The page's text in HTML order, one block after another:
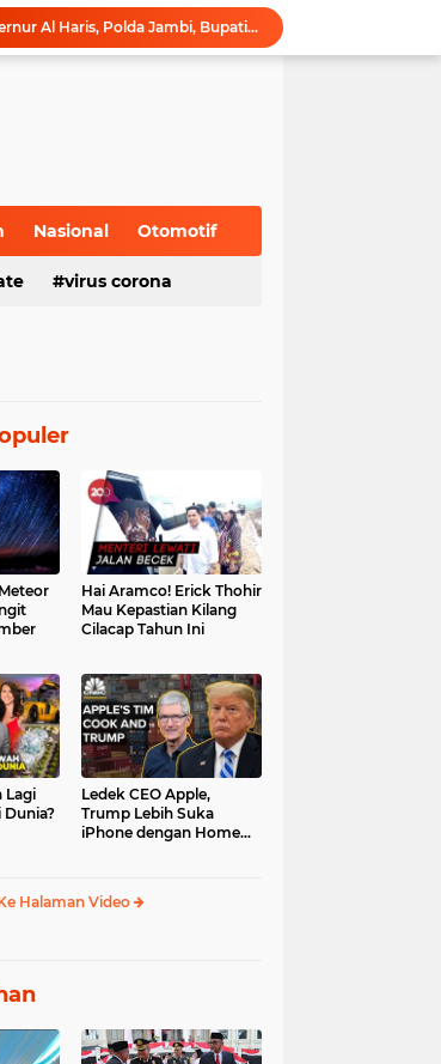
Ribuan Pelari Padati Telanaipura, Gubernur Al Haris, Polda Jambi, Bupati/Wali Kota Lepas Flag Off Presisi Merdeka Run 2026
Wagub Sani Bersama Wamen Dikdasmen RI Luncurkan Aplikasi Bungo Pintar, Dorong Transformasi Digital Pendidikan di Jambi
Dampingi Wapres Gibran, Gubernur Al Haris Perjuangkan MRI Baru dan Tambahan Dokter Spesialis untuk RSUD Raden Mattaher
Nasional Otomotif
virus corona
Hai Aramco! Erick Thohir
Mau Kepastian Kilang
Cilacap Tahun Ini
Lagi
Dunia?
Ledek CEO Apple,
Trump Lebih Suka
iPhone dengan Home
Halaman Video